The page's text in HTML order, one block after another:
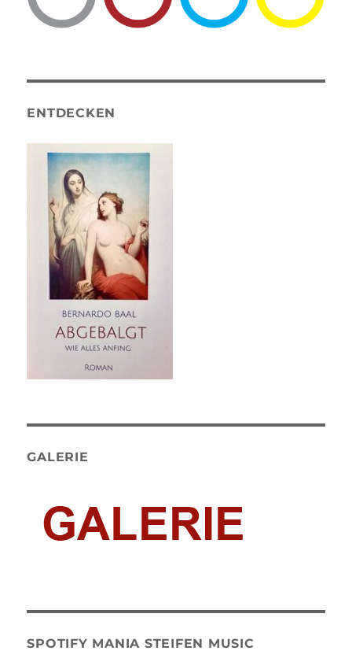
ENTDECKEN
GALERIE
SPOTIFY MANIA STEIFEN MUSIC